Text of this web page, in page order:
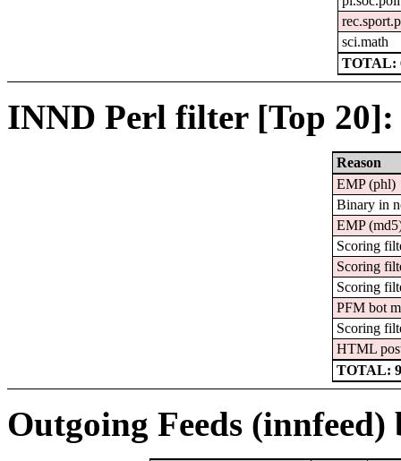
sci.math
TOTAL:
INND Perl filter [Top 20]:
Reason
EMP (phl)
Binary in
EMP
Scoring
Scoring
Scoring
PFM bot
Scoring
HTML
TOTAL:
Outgoing Feeds